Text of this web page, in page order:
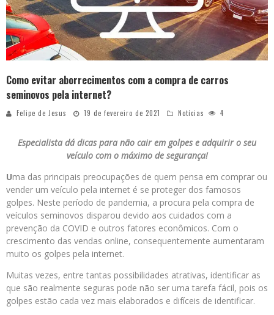
Como evitar aborrecimentos com a compra de carros
seminovos pela internet?
Felipe de Jesus 19 de fevereiro de 2021 Notícias 4
Especialista dá dicas para não cair em golpes e adquirir o seu
veículo com o máximo de segurança!
Uma das principais preocupações de quem pensa em comprar ou
vender um veículo pela internet é se proteger dos famosos
golpes. Neste período de pandemia, a procura pela compra de
veículos seminovos disparou devido aos cuidados com a
prevenção da COVID e outros fatores econômicos. Com o
crescimento das vendas online, consequentemente aumentaram
muito os golpes pela internet.
Muitas vezes, entre tantas possibilidades atrativas, identificar as
que são realmente seguras pode não ser uma tarefa fácil, pois os
golpes estão cada vez mais elaborados e difíceis de identificar.